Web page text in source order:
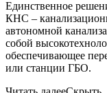
Единственное
КНС –
автономной
собой
обеспечивающее
или станции ГБО.